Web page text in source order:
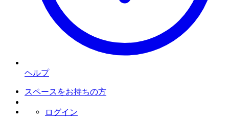
ヘルプ
スペースをお持ちの方
ログイン